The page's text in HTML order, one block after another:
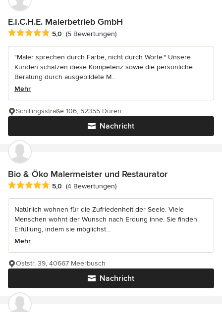
E.I.C.H.E. Malerbetrieb GmbH
Durchschnittliche Bewertung: 5 von 5 Sternen
5,0 (5 Bewertungen)
"Maler sprechen durch Farbe, nicht durch Worte." Unsere
Kunden schätzen diese Kompetenz sowie die persönliche
Beratung durch ausgebildete M...
Mehr
Nachricht
Schillingsstraße 106, 52355 Düren
Bio & Öko Malermeister und Restaurator
Durchschnittliche Bewertung: 5 von 5 Sternen
5,0 (4 Bewertungen)
Natürlich wohnen für die Zufriedenheit der Seele. Viele
Menschen wohnt der Wunsch nach Erdung inne. Sie finden
Erfüllung, indem sie möglichst...
Mehr
Nachricht
Oststr. 39, 40667 Meerbusch